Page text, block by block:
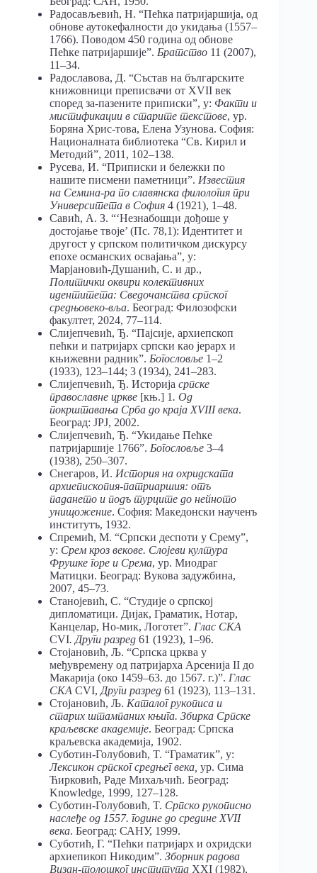
Радосављевић, Н. “Пећка патријаршија, од
обнове аутокефалности до укидања (1557–
1766). Поводом 450 година од обнове
Пећке патријаршије”. Братство 11 (2007),
11–34.
Радославова, Д. “Състав на българските
книжовници преписвачи от XVII век
според за-пазените приписки”, у: Факти и
мистификации в старите текстове, ур.
Боряна Хрис-това, Елена Узунова. София:
Националната библиотека “Св. Кирил и
Методий”, 2011, 102–138.
Русева, И. “Приписки и бележки по
нашите писмени паметници”. Известия
на Семина-ра по славянска филология при
Университета в София 4 (1921), 1–48.
Савић, А. З. “‘Незнабошци дођоше у
достојање твоје’ (Пс. 78,1): Идентитет и
другост у српском политичком дискурсу
епохе османских освајања”, у:
Марјановић-Душанић, С. и др.,
Политички оквири колективних
идентитета: Сведочанства српског
средњовеко-вља. Београд: Филозофски
факултет, 2024, 77–114.
Слијепчевић, Ђ. “Пајсије, архиепскоп
пећки и патријарх српски као јерарх и
књижевни радник”. Богословље 1–2
(1933), 123–144; 3 (1934), 241–283.
Слијепчевић, Ђ. Историја српске
православне цркве [књ.] 1. Од
покрштавања Срба до краја XVIIIвека.
Београд: ЈРЈ, 2002.
Слијепчевић, Ђ. “Укидање Пећке
патријаршије 1766”. Богословље 3–4
(1938), 250–307.
Снегаров, И. История на охридската
архиепископия-патриаршия: отъ
падането и подъ турците до нейното
унищожение. София: Македонски наученъ
институтъ, 1932.
Спремић, М. “Српски деспоти у Срему”,
у: Срем кроз векове. Слојеви култура
Фрушке горе и Срема, ур. Миодраг
Матицки. Београд: Вукова задужбина,
2007, 45–73.
Станојевић, С. “Студије о српској
дипломатици. Дијак, Граматик, Нотар,
Канцелар, Но-мик, Логотет”. Глас СКА
CVI. Други разред 61 (1923), 1–96.
Стојановић, Љ. “Српска црква у
међувремену од патријарха Арсенија II до
Макарија (око 1459–63. до 1567. г.)”. Глас
СКА CVI, Други разред 61 (1923), 113–131.
Стојановић, Љ. Каталог рукописа и
старих штампаних књига. Збирка Српске
краљевске академије. Београд: Српска
краљевска академија, 1902.
Суботин-Голубовић, T. “Граматик”, у:
Лексикон српског средњег века, ур. Сима
Ћирковић, Раде Михаљчић. Београд:
Knowledge, 1999, 127–128.
Суботин-Голубовић, T. Српско рукописно
наслеђе од 1557. године до средине ХVII
века. Београд: САНУ, 1999.
Суботић, Г. “Пећки патријарх и охридски
архиепикоп Никодим”. Зборник радова
Визан-толошког института XXI (1982),